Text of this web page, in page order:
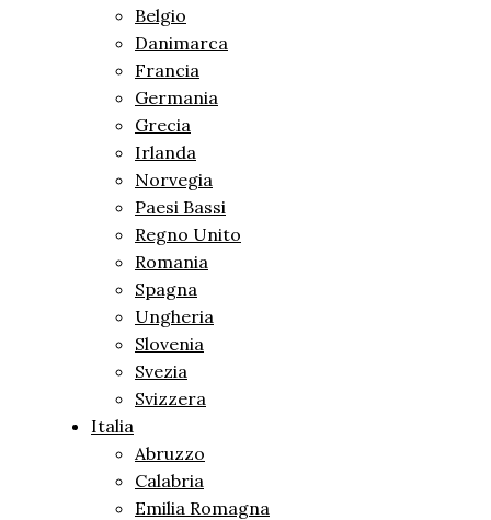
Belgio
Danimarca
Francia
Germania
Grecia
Irlanda
Norvegia
Paesi Bassi
Regno Unito
Romania
Spagna
Ungheria
Slovenia
Svezia
Svizzera
Italia
Abruzzo
Calabria
Emilia Romagna